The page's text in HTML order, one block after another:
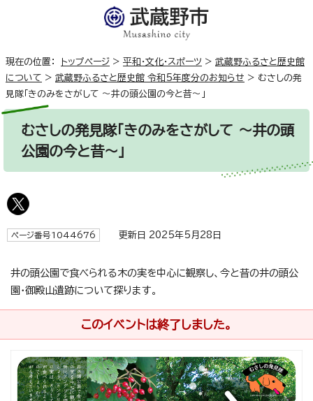
現在の位置： トップページ > 平和・文化・スポーツ > 武蔵野ふるさと歴史館
について
> 武蔵野ふるさと歴史館 令和5年度分のお知らせ > むさしの発
見隊「きのみをさがして ～井の頭公園の今と昔～」
むさしの発見隊「きのみをさがして ～井の頭
公園の今と昔～」
ページ番号1044676 更新日 2025年5月28日
井の頭公園で食べられる木の実を中心に観察し、今と昔の井の頭公
園・御殿山遺跡について探ります。
このイベントは終了しました。